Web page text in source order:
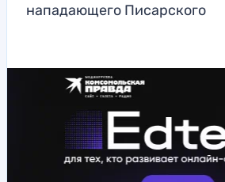
нападающего Писарского